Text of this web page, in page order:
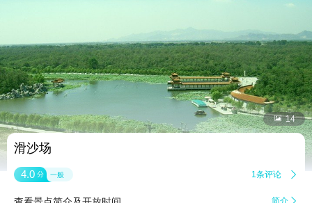
 14
滑沙场
4.0 分 一般 1条评论 